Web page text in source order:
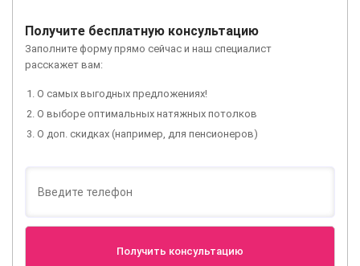
Получите бесплатную консультацию
Заполните форму прямо сейчас и наш специалист
расскажет вам:
О самых выгодных предложениях!
О выборе оптимальных натяжных потолков
О доп. скидках (например, для пенсионеров)